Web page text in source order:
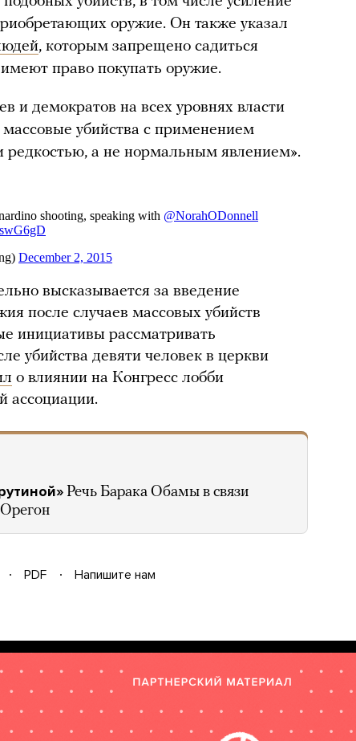
оружие. Он также указал
, которым запрещено садиться
право покупать оружие.
и демократов на всех уровнях власти
убийства с применением
редкостью, а не нормальным явлением».
высказывается за введение
после случаев массовых убийств
инициативы рассматривать
убийства девяти человек в церкви
о влиянии на Конгресс лобби
ассоциации.
Речь Барака Обамы в связи
Орегон
PDF
Напишите нам